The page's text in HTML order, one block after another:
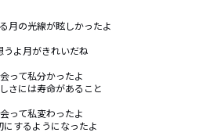
月の光線が眩しかったよ
うよ月がきれいだね
って私分かったよ
さには寿命があること
って私変わったよ
にするようになったよ